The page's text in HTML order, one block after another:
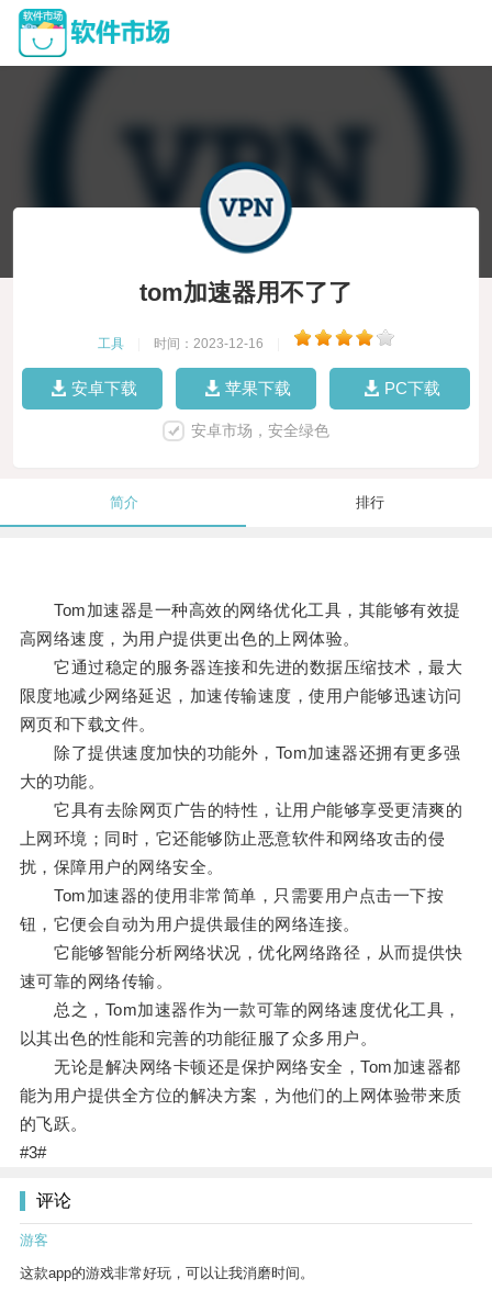
tom加速器用不了了
工具 时间：2023-12-16
安卓下载 苹果下载 PC下载
安卓市场，安全绿色
简介 排行
Tom加速器是一种高效的网络优化工具，其能够有效提
高网络速度，为用户提供更出色的上网体验。
它通过稳定的服务器连接和先进的数据压缩技术，最大
限度地减少网络延迟，加速传输速度，使用户能够迅速访问
网页和下载文件。
除了提供速度加快的功能外，Tom加速器还拥有更多强
大的功能。
它具有去除网页广告的特性，让用户能够享受更清爽的
上网环境；同时，它还能够防止恶意软件和网络攻击的侵
扰，保障用户的网络安全。
Tom加速器的使用非常简单，只需要用户点击一下按
钮，它便会自动为用户提供最佳的网络连接。
它能够智能分析网络状况，优化网络路径，从而提供快
速可靠的网络传输。
总之，Tom加速器作为一款可靠的网络速度优化工具，
以其出色的性能和完善的功能征服了众多用户。
无论是解决网络卡顿还是保护网络安全，Tom加速器都
能为用户提供全方位的解决方案，为他们的上网体验带来质
的飞跃。
#3#
评论
游客
这款app的游戏非常好玩，可以让我消磨时间。